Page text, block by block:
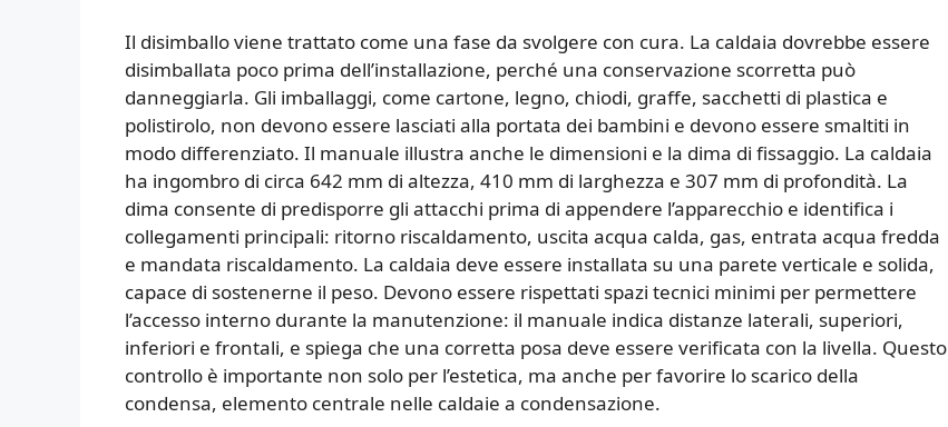
Il disimballo viene trattato come una fase da svolgere con cura. La caldaia dovrebbe essere
disimballata poco prima dell’installazione, perché una conservazione scorretta può
danneggiarla. Gli imballaggi, come cartone, legno, chiodi, graffe, sacchetti di plastica e
polistirolo, non devono essere lasciati alla portata dei bambini e devono essere smaltiti in
modo differenziato. Il manuale illustra anche le dimensioni e la dima di fissaggio. La caldaia
ha ingombro di circa 642 mm di altezza, 410 mm di larghezza e 307 mm di profondità. La
dima consente di predisporre gli attacchi prima di appendere l’apparecchio e identifica i
collegamenti principali: ritorno riscaldamento, uscita acqua calda, gas, entrata acqua fredda
e mandata riscaldamento. La caldaia deve essere installata su una parete verticale e solida,
capace di sostenerne il peso. Devono essere rispettati spazi tecnici minimi per permettere
l’accesso interno durante la manutenzione: il manuale indica distanze laterali, superiori,
inferiori e frontali, e spiega che una corretta posa deve essere verificata con la livella. Questo
controllo è importante non solo per l’estetica, ma anche per favorire lo scarico della
condensa, elemento centrale nelle caldaie a condensazione.